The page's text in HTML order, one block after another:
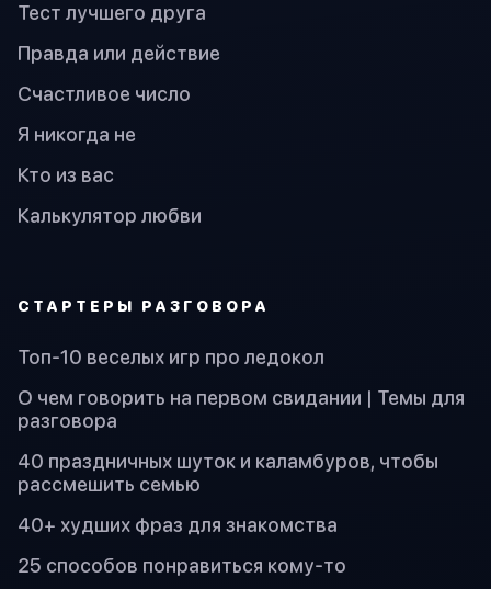
Тест лучшего друга
Правда или действие
Счастливое число
Я никогда не
Кто из вас
Калькулятор любви
СТАРТЕРЫ РАЗГОВОРА
Топ-10 веселых игр про ледокол
О чем говорить на первом свидании | Темы для
разговора
40 праздничных шуток и каламбуров, чтобы
рассмешить семью
40+ худших фраз для знакомства
25 способов понравиться кому-то